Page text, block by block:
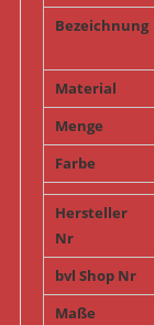
Bezeichnung
Material
Menge
Farbe
Hersteller
Nr
bvl Shop Nr
Maße